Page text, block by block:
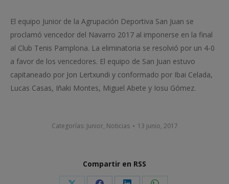
El equipo Junior de la Agrupación Deportiva San Juan se
proclamó vencedor del Navarro 2017 al imponerse en la final
al Club Tenis Pamplona. La eliminatoria se resolvió por un 4-0
a favor de los vencedores. El equipo de San Juan estuvo
capitaneado por Jon Lertxundi y conformado por Ibai Celada,
Lucas Casas, Iñaki Montes, Miguel Abete y Iosu Gómez.
Categorías: Junior, Noticias 13 junio, 2017
Compartir en RSS